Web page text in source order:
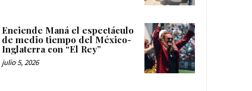
Enciende Maná el espectáculo
de medio tiempo del México-
Inglaterra con “El Rey”
julio 5, 2026